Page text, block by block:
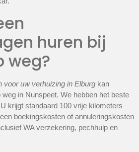
huren bij
weg?
voor uw verhuizing in Elburg kan
in Nunspeet. We hebben het beste
krijgt standaard 100 vrije kilometers
boekingskosten of annuleringskosten
WA verzekering, pechhulp en